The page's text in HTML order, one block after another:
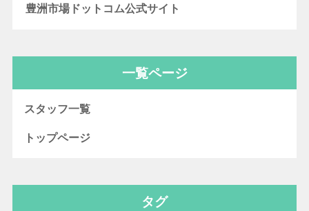
豊洲市場ドットコム公式サイト
一覧ページ
スタッフ一覧
トップページ
タグ